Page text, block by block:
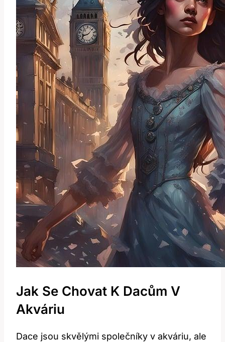
Jak Se Chovat K Dacům V
Akváriu
Dace jsou skvělými společníky v akváriu, ale